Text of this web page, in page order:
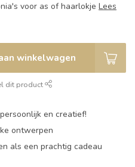
voor as of haarlokje Lees
winkelwagen
dit product
en creatief!
ontwerpen
als een prachtig cadeau